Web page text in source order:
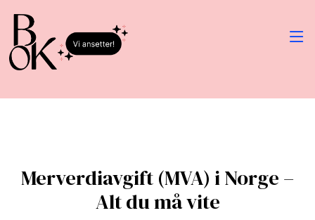
Merverdiavgift (MVA) i Norge –
Alt du må vite